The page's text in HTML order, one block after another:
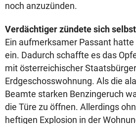
noch anzuzünden.
Verdächtiger zündete sich
Ein aufmerksamer Passant
ein. Dadurch schaffte es das
mit österreichischer
Erdgeschosswohnung. Als die
Beamte starken Benzingeruch
die Türe zu öffnen. Allerdings
heftigen Explosion in der